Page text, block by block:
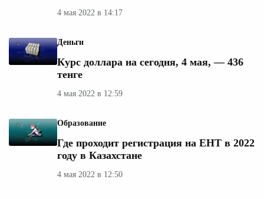
4 мая 2022 в 14:17
Деньги
Курс доллара на сегодня, 4 мая, — 436
тенге
4 мая 2022 в 12:59
Образование
Где проходит регистрация на ЕНТ в 2022
году в Казахстане
4 мая 2022 в 12:50